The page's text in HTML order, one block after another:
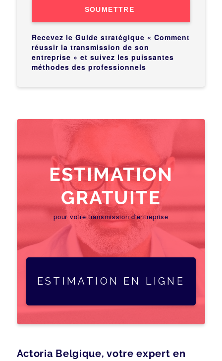
SOUMETTRE
Recevez le Guide stratégique « Comment
réussir la transmission de son
entreprise » et suivez les puissantes
méthodes des professionnels
ESTIMATION
GRATUITE
pour votre transmission d'entreprise
ESTIMATION EN LIGNE
Actoria Belgique, votre expert en